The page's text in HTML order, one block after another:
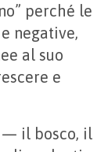
perché le
negative,
al suo
e
— il bosco, il